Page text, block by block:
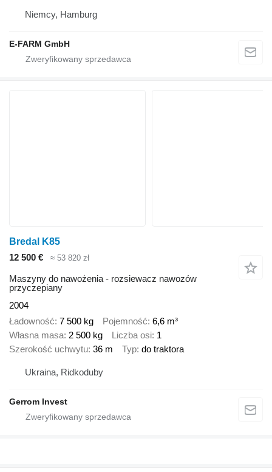
Niemcy, Hamburg
E-FARM GmbH
Bredal K85
12 500 €
≈ 53 820 zł
Maszyny do nawożenia - rozsiewacz nawozów
przyczepiany
2004
Ładowność 7 500 kg Pojemność 6,6 m³
Własna masa 2 500 kg Liczba osi 1
Szerokość uchwytu 36 m Typ do traktora
Ukraina, Ridkoduby
Gerrom Invest